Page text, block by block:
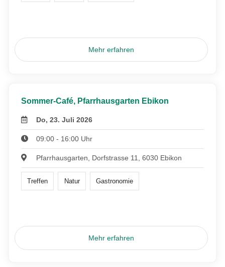
Mehr erfahren
Sommer-Café, Pfarrhausgarten Ebikon
Do, 23. Juli 2026
09:00 - 16:00 Uhr
Pfarrhausgarten, Dorfstrasse 11, 6030 Ebikon
Treffen Natur Gastronomie
Mehr erfahren